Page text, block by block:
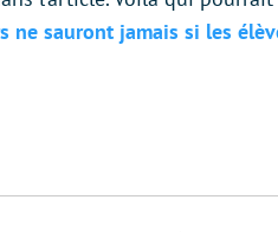
ne sauront jamais si les